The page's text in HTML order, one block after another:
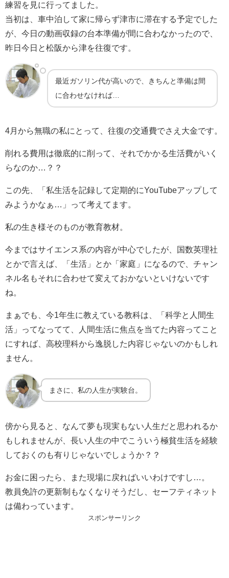
練習を見に行ってました。
当初は、車中泊して家に帰らず津市に滞在する予定でした
が、今日の動画収録の台本準備が間に合わなかったので、
昨日今日と松阪から津を往復です。
最近ガソリン代が高いので、きちんと準備は間
に合わせなければ…
4月から無職の私にとって、往復の交通費でさえ大金です。
削れる費用は徹底的に削って、それでかかる生活費がいく
らなのか…？？
この先、「私生活を記録して定期的にYouTubeアップして
みようかなぁ…」って考えてます。
私の生き様そのものが教育教材。
今まではサイエンス系の内容が中心でしたが、国数英理社
とかで言えば、「生活」とか「家庭」になるので、チャン
ネル名もそれに合わせて変えておかないといけないです
ね。
まぁでも、今1年生に教えている教科は、「科学と人間生
活」ってなってて、人間生活に焦点を当てた内容ってこと
にすれば、高校理科から逸脱した内容じゃないのかもしれ
ません。
まさに、私の人生が実験台。
傍から見ると、なんて夢も現実もない人生だと思われるか
もしれませんが、長い人生の中でこういう極貧生活を経験
しておくのも有りじゃないでしょうか？？
お金に困ったら、また現場に戻ればいいわけですし…。
教員免許の更新制もなくなりそうだし、セーフティネット
は備わっています。
スポンサーリンク